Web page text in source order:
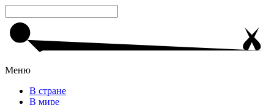
Меню
В стране
В мире